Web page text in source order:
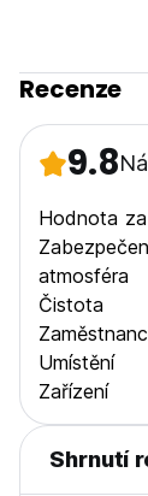
Recenze
9.8
Hodnota
atmosféra
Čistota
Umístění
Zařízení
Shrnutí